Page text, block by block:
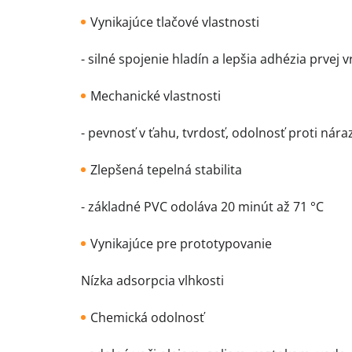
Vynikajúce tlačové vlastnosti
- silné spojenie hladín a lepšia adhézia prvej
Mechanické vlastnosti
- pevnosť v ťahu, tvrdosť, odolnosť proti
Zlepšená tepelná stabilita
- základné PVC odoláva 20 minút až 71 °C
Vynikajúce pre prototypovanie
Nízka adsorpcia vlhkosti
Chemická odolnosť